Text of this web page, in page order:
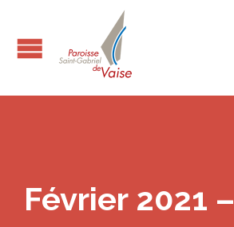
Février 2021 –